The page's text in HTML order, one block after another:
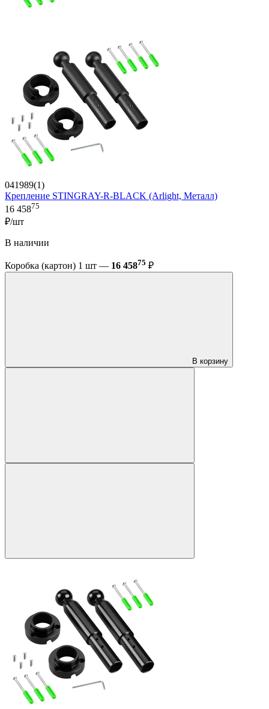
041989(1)
Крепление STINGRAY-R-BLACK (Arlight, Металл)
16 45875
₽/шт
В наличии
Коробка (картон) 1 шт — 16 45875 ₽
В корзину